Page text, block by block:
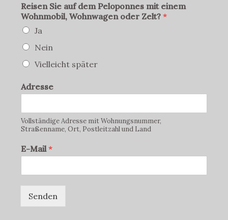
Reisen Sie auf dem Peloponnes mit einem
Wohnmobil, Wohnwagen oder Zelt? *
Ja
Nein
Vielleicht später
Adresse
Vollständige Adresse mit Wohnungsnummer,
Straßenname, Ort, Postleitzahl und Land
E-Mail*
Senden